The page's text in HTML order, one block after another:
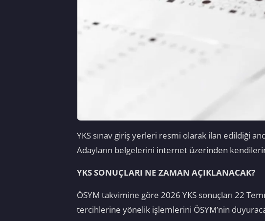
YKS sınav giriş yerleri resmi olarak ilan edildiği
Adayların belgelerini internet üzerinden
YKS SONUÇLARI NE ZAMAN AÇIKLANACAK?
ÖSYM takvimine göre 2026 YKS sonuçları 22
tercihlerine yönelik işlemlerini ÖSYM’nin